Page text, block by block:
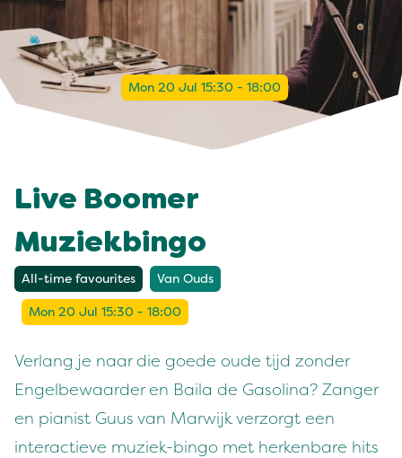
Mon 20 Jul 15:30 - 18:00
Live Boomer
Muziekbingo
All-time favourites Van Ouds
Mon 20 Jul 15:30 - 18:00
Verlang je naar die goede oude tijd zonder
Engelbewaarder en Baila de Gasolina? Zanger
en pianist Guus van Marwijk verzorgt een
interactieve muziek-bingo met herkenbare hits